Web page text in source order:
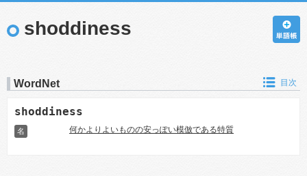
shoddiness
WordNet 目次
shoddiness
名 何かよりよいものの安っぽい模倣である特質